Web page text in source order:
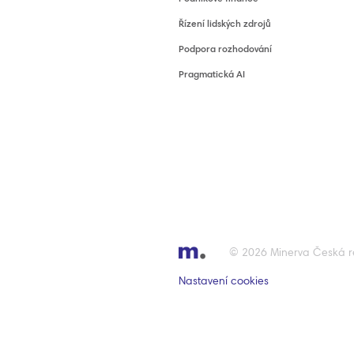
Řízení lidských zdrojů
Podpora rozhodování
Pragmatická AI
© 2026 Minerva Česká
Nastavení cookies